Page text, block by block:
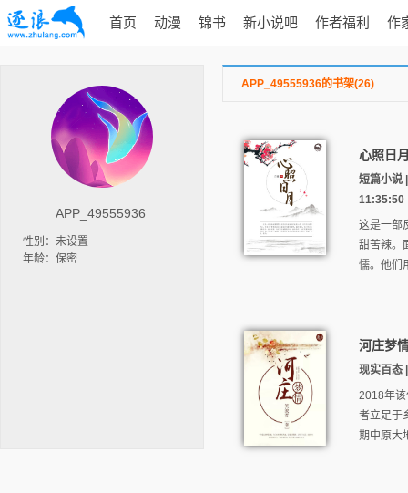
首页 动漫 锦书 新小说吧 作者福利 作
APP_49555936
性别：未设置
年龄：保密
APP_49555936的书架(26)
心照日
短篇小说
11:35:50
这是一部
甜苦辣。
懦。他们
河庄梦
现实百态
2018年该
者立足于
期中原大